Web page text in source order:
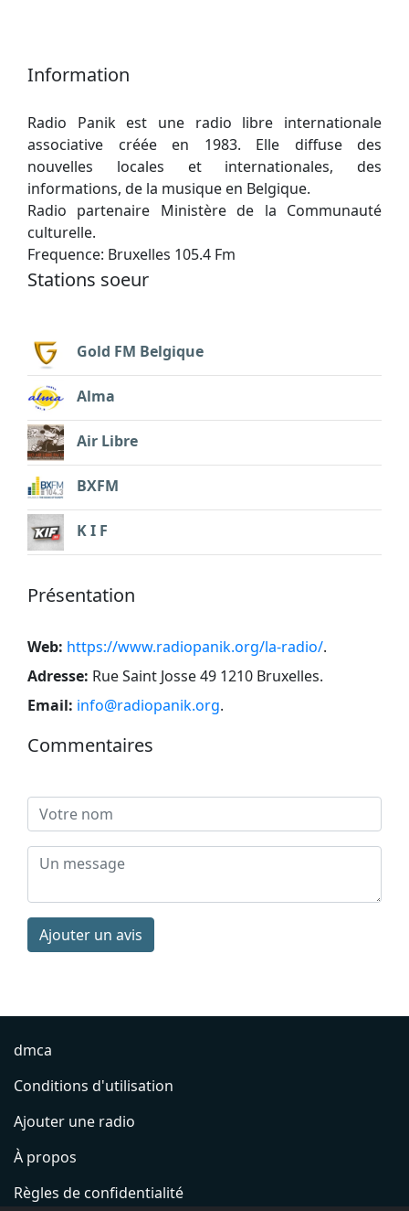
Information
Radio Panik est une radio libre internationale
associative créée en 1983. Elle diffuse des
nouvelles locales et internationales, des
informations, de la musique en Belgique.
Radio partenaire Ministère de la Communauté
culturelle.
Frequence: Bruxelles 105.4 Fm
Stations soeur
Gold FM Belgique
Alma
Air Libre
BXFM
K I F
Présentation
Web: https://www.radiopanik.org/la-radio/.
Adresse: Rue Saint Josse 49 1210 Bruxelles.
Email: info@radiopanik.org.
Commentaires
Ajouter un avis
dmca
Conditions d'utilisation
Ajouter une radio
À propos
Règles de confidentialité